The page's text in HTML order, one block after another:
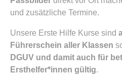
und zusätzliche Termine.
Unsere Erste Hilfe Kurse sind
Führerschein aller Klassen
DGUV und damit auch für
Ersthelfer*innen gültig.